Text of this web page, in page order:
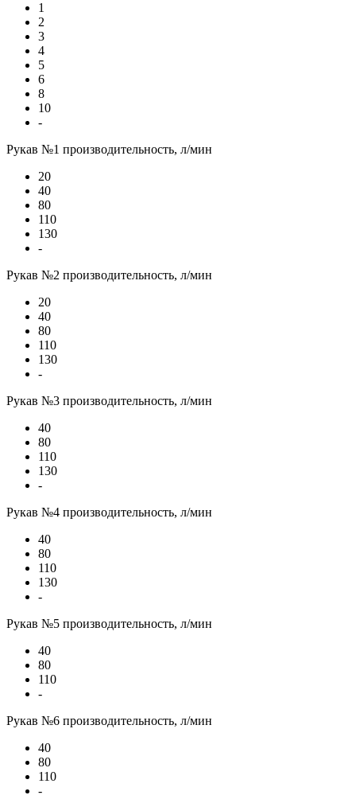
1
2
3
4
5
6
8
10
-
Рукав №1 производительность, л/мин
20
40
80
110
130
-
Рукав №2 производительность, л/мин
20
40
80
110
130
-
Рукав №3 производительность, л/мин
40
80
110
130
-
Рукав №4 производительность, л/мин
40
80
110
130
-
Рукав №5 производительность, л/мин
40
80
110
-
Рукав №6 производительность, л/мин
40
80
110
-